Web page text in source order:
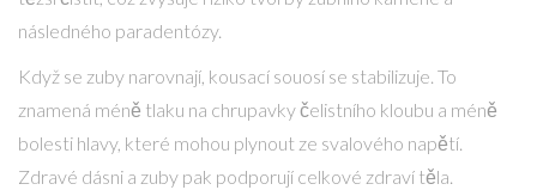
následného paradentózy.
Když se zuby narovnají, kousací souosí se stabilizuje. To
znamená méně tlaku na chrupavky čelistního kloubu a méně
bolesti hlavy, které mohou plynout ze svalového napětí.
Zdravé dásni a zuby pak podporují celkové zdraví těla.